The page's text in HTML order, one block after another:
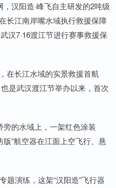
汉阳造·峰飞自主研发的2吨级
长江南岸嘴水域执行救援保障
汉7·16渡江节进行赛事救援保
在长江水域的实景救援首航
是武汉渡江节举办以来，首次
的水域上，一架红色涂装
版”航空器在江面上空飞行、悬
题演练，这架“汉阳造”飞行器